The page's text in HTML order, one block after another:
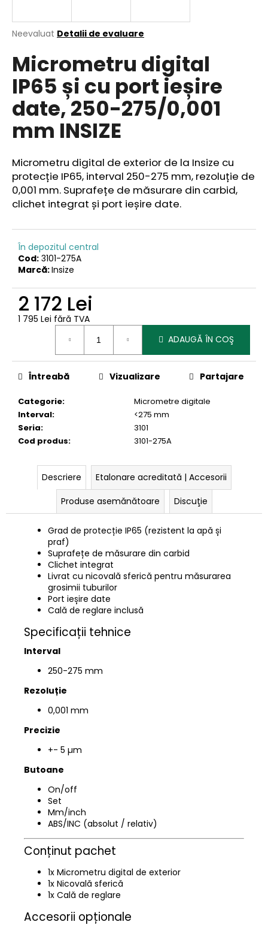
Evaluarea
a
produsului
este
0,0
din
5
stele.
Neevaluat Detalii de evaluare
Micrometru digital
IP65 și cu port ieșire
date, 250-275/0,001
mm INSIZE
Micrometru digital de exterior de la Insize cu
protecție IP65, interval 250-275 mm, rezoluție de
0,001 mm. Suprafețe de măsurare din carbid,
clichet integrat și port ieșire date.
În depozitul central
Cod: 3101-275A
Marcă:Insize
2 172 Lei
1 795 Lei fără TVA
ADAUGĂ ÎN COŞ
Categorie:
Micrometre digitale
Interval:
<275 mm
Seria:
3101
Cod produs: 3101-275A
Întreabă Vizualizare Partajare
Descriere
Etalonare acreditată | Accesorii
Produse asemănătoare
Discuţie
Grad de protecție IP65 (rezistent la apă și
praf)
Suprafețe de măsurare din carbid
Clichet integrat
Livrat cu nicovală sferică pentru măsurarea
grosimii tuburilor
Port ieșire date
Cală de reglare inclusă
Specificații tehnice
Interval
250-275 mm
Rezoluție
0,001 mm
Precizie
+- 5 µm
Butoane
On/off
Set
Mm/inch
ABS/INC (absolut / relativ)
Conținut pachet
1x Micrometru digital de exterior
1x Nicovală sferică
1x Cală de reglare
Accesorii opționale
ă
r
e
c
o
m
a
n
d
ă
m